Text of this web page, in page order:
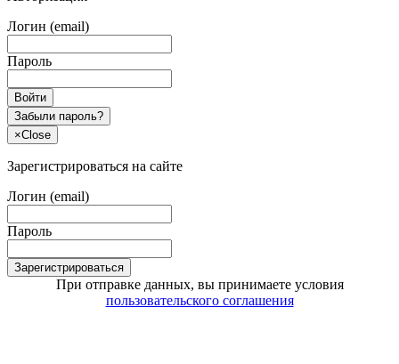
Логин (email)
Пароль
Войти
Забыли пароль?
×Close
Зарегистрироваться на сайте
Логин (email)
Пароль
Зарегистрироваться
При отправке данных, вы принимаете условия
пользовательского соглашения